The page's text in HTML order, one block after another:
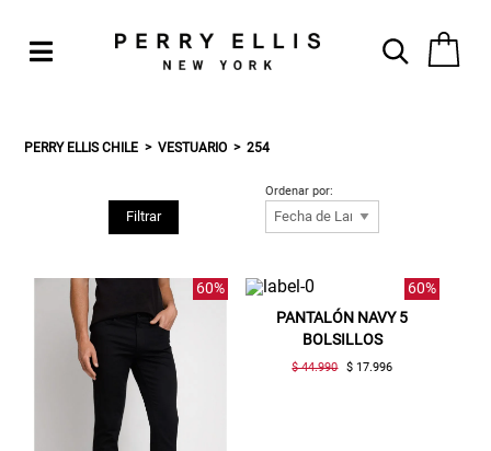
PERRY ELLIS CHILE VESTUARIO 254
Filtrar
Ordenar por:
60% 60%
PANTALÓN NAVY 5
BOLSILLOS
$ 44.990 $ 17.996